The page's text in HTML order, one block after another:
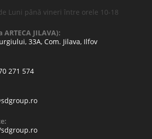
Luni până vineri între orele 10-18
JILAVA):
33A, Com. Jilava, Ilfov
271 574